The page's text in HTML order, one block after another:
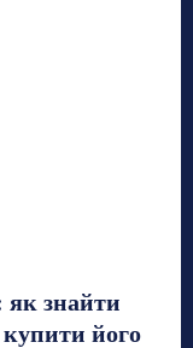
як знайти
купити його